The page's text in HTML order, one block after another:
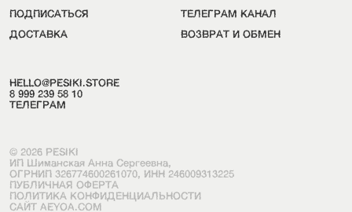
ПОДПИСАТЬСЯ
ТЕЛЕГРАМ КАНАЛ
ДОСТАВКА
ВОЗВРАТ И ОБМЕН
HELLO@PESIKI.STORE
8 999 239 58 10
ТЕЛЕГРАМ
© 2026 PESIKI
ИП Шиманская Анна Сергеевна,
ОГРНИП 326774600261070, ИНН 246009313225
ПУБЛИЧНАЯ ОФЕРТА
ПОЛИТИКА КОНФИДЕНЦИАЛЬНОСТИ
САЙТ AEYOA.COM